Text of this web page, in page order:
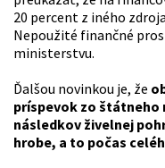
20 percent z iného
Nepoužité finančné
ministerstvu.
Ďalšou novinkou je, že
príspevok zo
následkov živelnej
hrobe, a to počas